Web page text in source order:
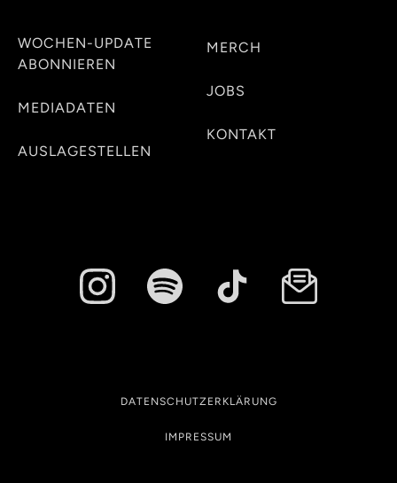
WOCHEN-UPDATE
ABONNIEREN
MEDIADATEN
AUSLAGESTELLEN
MERCH
JOBS
KONTAKT
DATENSCHUTZERKLÄRUNG
IMPRESSUM